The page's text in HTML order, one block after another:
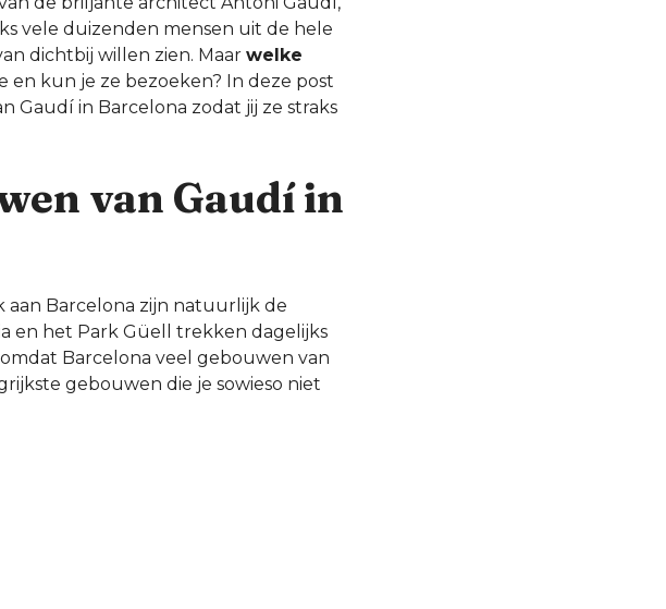
vele duizenden mensen uit de hele
dichtbij willen zien. Maar welke
en kun je ze bezoeken? In deze post
Gaudí in Barcelona zodat jij ze straks
van Gaudí in
aan Barcelona zijn natuurlijk de
en het Park Güell trekken dagelijks
Barcelona veel gebouwen van
gebouwen die je sowieso niet